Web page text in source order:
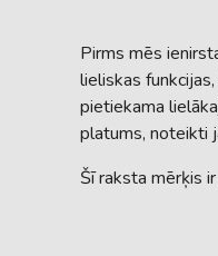
Pirms mēs
lieliskas
pietiekama
platums, noteikti
Šī raksta mērķis